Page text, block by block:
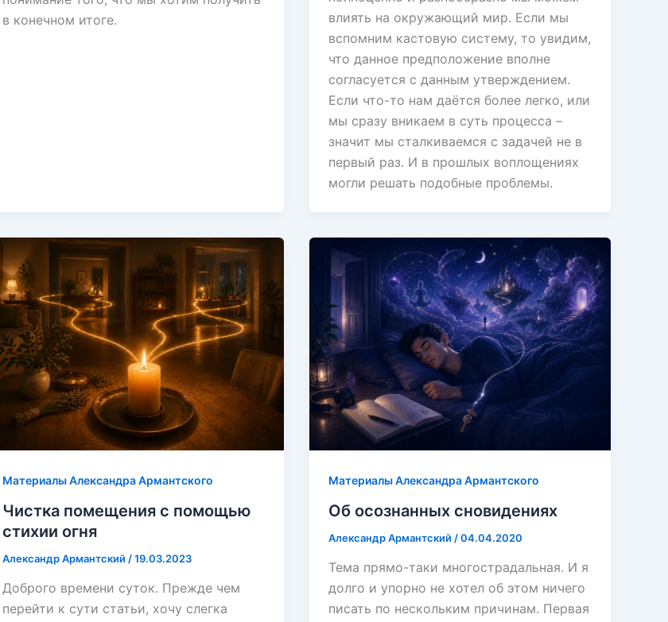
в конечном итоге.
влиять на окружающий мир. Если мы
вспомним кастовую систему, то увидим,
что данное предположение вполне
согласуется с данным утверждением.
Если что-то нам даётся более легко, или
мы сразу вникаем в суть процесса –
значит мы сталкиваемся с задачей не в
первый раз. И в прошлых воплощениях
могли решать подобные проблемы.
Материалы Александра Армантского
Чистка помещения с помощью
стихии огня
Александр Армантский /19.03.2023
Доброго времени суток. Прежде чем
перейти к сути статьи, хочу слегка
Материалы Александра Армантского
Об осознанных сновидениях
Александр Армантский /04.04.2020
Тема прямо-таки многострадальная. И я
долго и упорно не хотел об этом ничего
писать по нескольким причинам. Первая